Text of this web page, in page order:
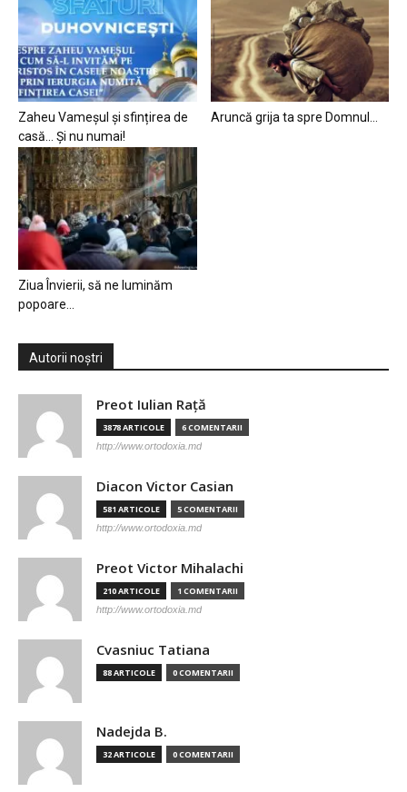
Zaheu Vameșul și sfințirea de
casă… Și nu numai!
Aruncă grija ta spre Domnul…
Ziua Învierii, să ne luminăm
popoare…
Autorii noștri
Preot Iulian Raţă
3878 ARTICOLE 6 COMENTARII
http://www.ortodoxia.md
Diacon Victor Casian
581 ARTICOLE 5 COMENTARII
http://www.ortodoxia.md
Preot Victor Mihalachi
210 ARTICOLE 1 COMENTARII
http://www.ortodoxia.md
Cvasniuc Tatiana
88 ARTICOLE 0 COMENTARII
Nadejda B.
32 ARTICOLE 0 COMENTARII